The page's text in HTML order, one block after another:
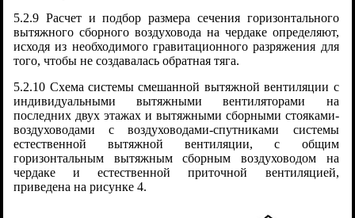
5.2.9 Расчет и подбор размера сечения горизонтального
вытяжного сборного воздуховода на чердаке определяют,
исходя из необходимого гравитационного разряжения для
того, чтобы не создавалась обратная тяга.
5.2.10 Схема системы смешанной вытяжной вентиляции с
индивидуальными вытяжными вентиляторами на
последних двух этажах и вытяжными сборными стояками-
воздуховодами с воздуховодами-спутниками системы
естественной вытяжной вентиляции, с общим
горизонтальным вытяжным сборным воздуховодом на
чердаке и естественной приточной вентиляцией,
приведена на рисунке 4.